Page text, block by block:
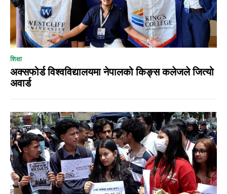
शिक्षा
अक्सफोर्ड विश्वविद्यालयमा नेपालको किङ्स कलेजले जित्यो
अवार्ड